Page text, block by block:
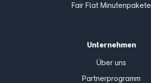
Fair Flat Minutenpakete
Unternehmen
Über uns
Partnerprogramm